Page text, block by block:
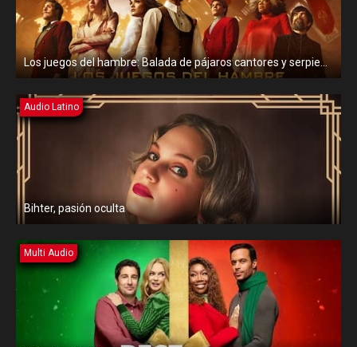
Los juegos del hambre: Balada de pájaros cantores y serpientes
Audio Latino
Bihter, pasión oculta
Multi Audio